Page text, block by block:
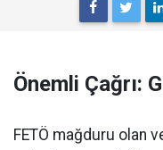
Önemli Çağrı:
FETÖ mağduru olan